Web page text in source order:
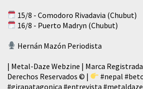
15/8 - Comodoro Rivadavia (Chubut)
16/8 - Puerto Madryn (Chubut)
Hernán Mazón Periodista
| Metal-Daze Webzine | Marca
Derechos Reservados © |
#nepal
#girapatagonica #entrevista